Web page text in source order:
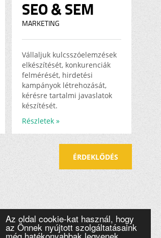
Az oldal cookie-kat használ, hogy
az Önnek nyújtott szolgáltatásaink
SEO & SEM
MARKETING
Vállaljuk kulcsszóelemzések
elkészítését, konkurenciák
felmérését, hirdetési
kampányok létrehozását,
kérésre tartalmi javaslatok
készítését.
Részletek »
ÉRDEKLŐDÉS